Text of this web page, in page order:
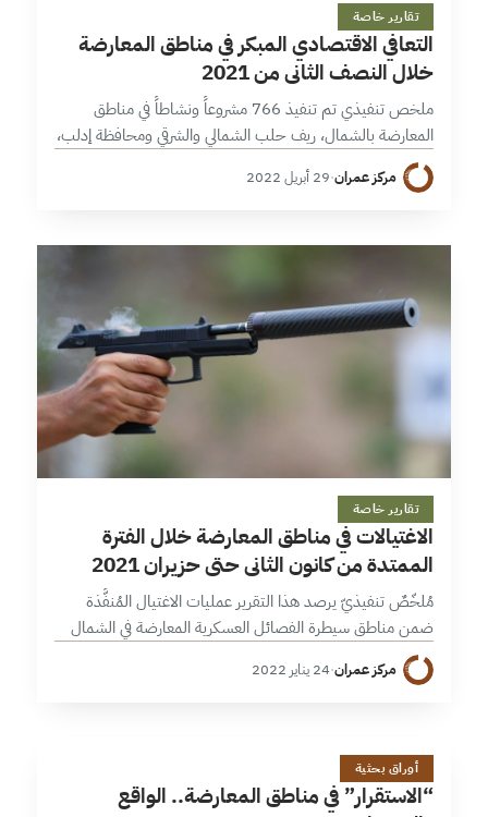
تقارير خاصة
التعافي الاقتصادي المبكر في مناطق المعارضة
خلال النصف الثاني من 2021
ملخص تنفيذي تم تنفيذ 766 مشروعاً ونشاطاً في مناطق
المعارضة بالشمال، ريف حلب الشمالي والشرقي ومحافظة إدلب،
2021 بنسبة 11% أو…مركز عمران·29 أبريل 2022
17 دقائق
تقارير خاصة
الاغتيالات في مناطق المعارضة خلال الفترة
الممتدة من كانون الثاني حتى حزيران 2021
مُلخّصٌ تنفيذيّ يرصد هذا التقرير عمليات الاغتيال المُنفَّذة
ضمن مناطق سيطرة الفصائل العسكرية المعارضة في الشمال
السوري، خلال الفترة الممتدة من كانون الثاني/ يناير وحتى
حزيران/ يونيو 2021، والتي بلغ…
مركز عمران·24 يناير 2022
&9 دقائق
أوراق بحثية
“الاستقرار” في مناطق المعارضة.. الواقع